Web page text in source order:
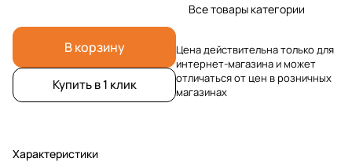
В корзину
Купить в 1 клик
Характеристики
Все товары категории
Цена действительна только для
интернет-магазина и может
отличаться от цен в розничных
магазинах